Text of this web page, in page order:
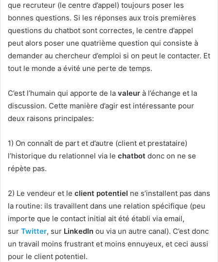
que recruteur (le centre d’appel) toujours poser les
bonnes questions. Si les réponses aux trois premières
questions du chatbot sont correctes, le centre d’appel
peut alors poser une quatrième question qui consiste à
demander au chercheur d’emploi si on peut le contacter. Et
tout le monde a évité une perte de temps.
C’est l’humain qui apporte de la valeur à l’échange et la
discussion. Cette manière d’agir est intéressante pour
deux raisons principales:
1) On connaît de part et d’autre (client et prestataire)
l’historique du relationnel via le chatbot donc on ne se
répète pas.
2) Le vendeur et le client potentiel ne s’installent pas dans
la routine: ils travaillent dans une relation spécifique (peu
importe que le contact initial ait été établi via email,
sur Twitter, sur LinkedIn ou via un autre canal). C’est donc
un travail moins frustrant et moins ennuyeux, et ceci aussi
pour le client potentiel.